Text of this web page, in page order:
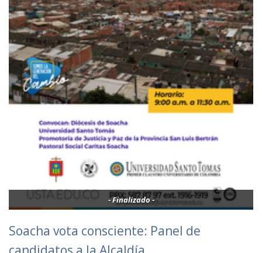
- Finalizado -
Soacha vota consciente: Panel de